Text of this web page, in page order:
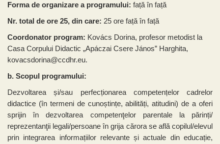
Forma de organizare a programului: față în față
Nr. total de ore 25, din care: 25 ore față în față
Coordonator program: Kovács Dorina, profesor metodist la
Casa Corpului Didactic „Apáczai Csere János” Harghita,
kovacsdorina@ccdhr.eu.
b. Scopul programului:
Dezvoltarea și/sau perfecționarea competențelor cadrelor
didactice (în termeni de cunoștințe, abilități, atitudini) de a oferi
sprijin în dezvoltarea competenţelor parentale la părinți/
reprezentanţii legali/persoane în grija cărora se află copilul/elevul
prin integrarea informațiilor relevante și actuale din educație,